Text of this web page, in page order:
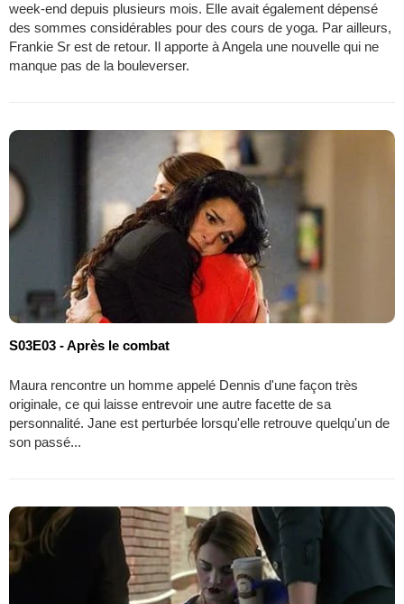
week-end depuis plusieurs mois. Elle avait également dépensé
des sommes considérables pour des cours de yoga. Par ailleurs,
Frankie Sr est de retour. Il apporte à Angela une nouvelle qui ne
manque pas de la bouleverser.
S03E03 - Après le combat
Maura rencontre un homme appelé Dennis d'une façon très
originale, ce qui laisse entrevoir une autre facette de sa
personnalité. Jane est perturbée lorsqu'elle retrouve quelqu'un de
son passé...